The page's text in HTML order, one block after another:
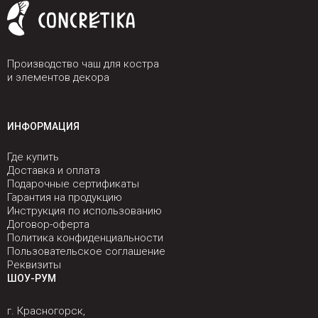
Производство чаш для костра
и элементов декора
ИНФОРМАЦИЯ
Где купить
Доставка и оплата
Подарочные сертификаты
Гарантия на продукцию
Инструкция по использованию
Договор-оферта
Политика конфиденциальности
Пользовательское соглашение
Реквизиты
ШОУ-РУМ
г. Красногорск,